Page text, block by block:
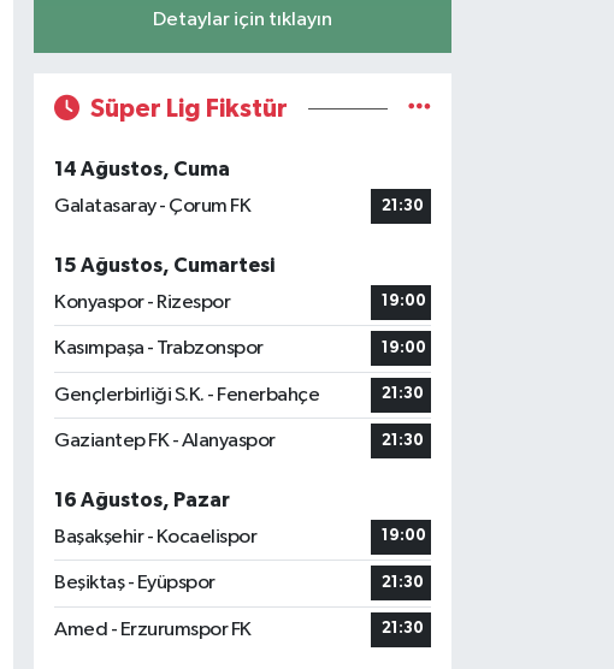
Detaylar için tıklayın
Süper Lig Fikstür
14 Ağustos, Cuma
Galatasaray - Çorum FK
21:30
15 Ağustos, Cumartesi
Konyaspor - Rizespor
19:00
Kasımpaşa - Trabzonspor 19:00
Gençlerbirliği S.K. - Fenerbahçe 21:30
Gaziantep FK - Alanyaspor 21:30
16 Ağustos, Pazar
Başakşehir - Kocaelispor
19:00
Beşiktaş - Eyüpspor 21:30
Amed - Erzurumspor FK 21:30